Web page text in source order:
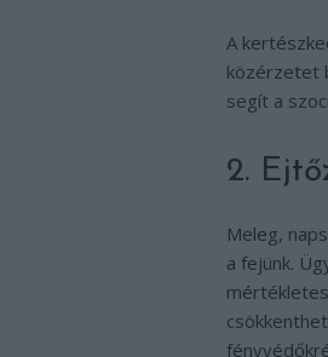
A
közérzetet
segít a
2.
Meleg,
a fejünk.